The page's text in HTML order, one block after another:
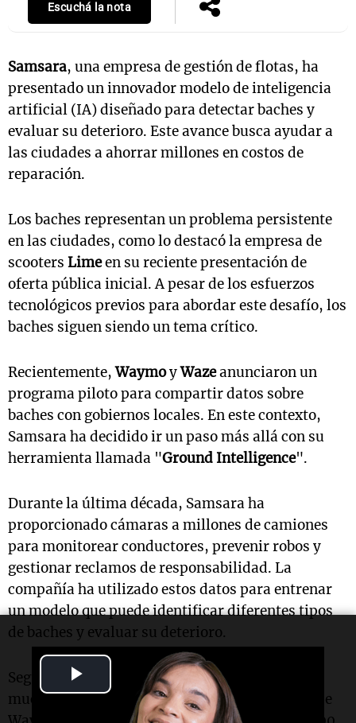
Video
Escuchá la nota
Samsara, una empresa de gestión de flotas, ha
presentado un innovador modelo de inteligencia
artificial (IA) diseñado para detectar baches y
evaluar su deterioro. Este avance busca ayudar a
las ciudades a ahorrar millones en costos de
reparación.
Los baches representan un problema persistente
en las ciudades, como lo destacó la empresa de
scooters Limeen su reciente presentación de
oferta pública inicial. A pesar de los esfuerzos
tecnológicos previos para abordar este desafío, los
baches siguen siendo un tema crítico.
Recientemente,WaymoyWazeanunciaron un
programa piloto para compartir datos sobre
baches con gobiernos locales. En este contexto,
Samsara ha decidido ir un paso más allá con su
herramienta llamada "Ground Intelligence".
Durante la última década, Samsara ha
proporcionado cámaras a millones de camiones
para monitorear conductores, prevenir robos y
gestionar reclamos de responsabilidad. La
compañía ha utilizado estos datos para entrenar
un modelo que puede identificar diferentes tipos
de baches y evaluar su deterioro.
Según Samsara, sus camiones equipados son
mucho más comunes que la flota de robotaxis de